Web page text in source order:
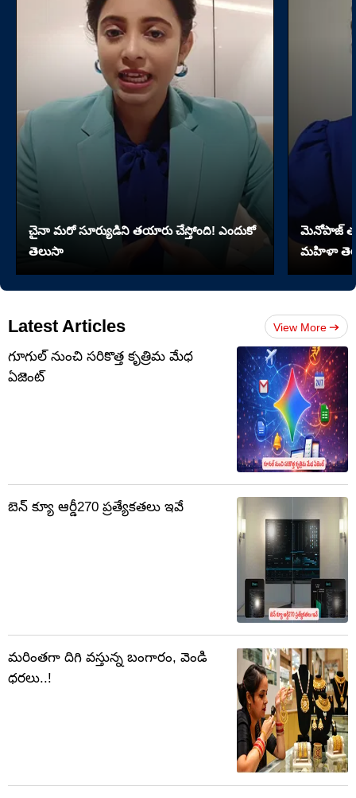
చైనా మరో సూర్యుడిని తయారు చేస్తోంది! ఎందుకో
తెలుసా
మెనోపాజ్
మహిళా
Latest Articles View More
గూగుల్ నుంచి సరికొత్త కృత్రిమ మేధ
ఏజెంట్
బెన్ క్యూ ఆర్డీ270 ప్రత్యేకతలు ఇవే
మరింతగా దిగి వస్తున్న బంగారం, వెండి
ధరలు..!